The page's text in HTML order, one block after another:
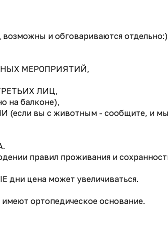
и обговариваются отдельно:)
МЕРОПРИЯТИЙ,
ЛИЦ,
на балконе),
вы с животным - сообщите, и мы
правил проживания и
цена может увеличиваться.
ортопедическое основание.